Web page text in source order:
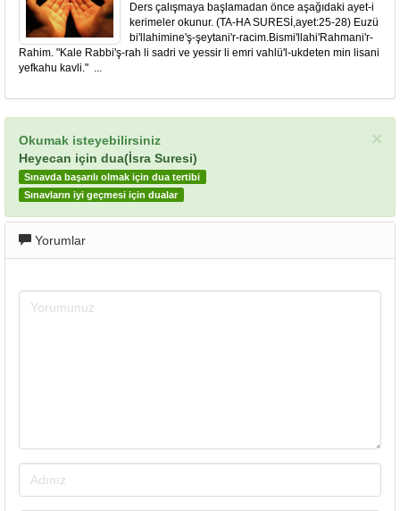
Ders çalışmaya başlamadan önce aşağıdaki ayet-i
kerimeler okunur. (TA-HA SURESİ,ayet:25-28) Euzü
bi'llahimine'ş-şeytani'r-racim.Bismi'llahi'Rahmani'r-
Rahim. "Kale Rabbi'ş-rah li sadri ve yessir li emri vahlü'l-ukdeten min lisani
yefkahu kavli." ...
×
Okumak isteyebilirsiniz
Heyecan için dua(İsra Suresi)
Sınavda başarılı olmak için dua tertibi
Sınavların iyi geçmesi için dualar
Yorumlar